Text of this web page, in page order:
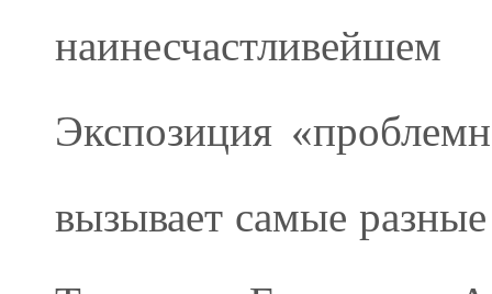
Экспозиция
вызывает самые